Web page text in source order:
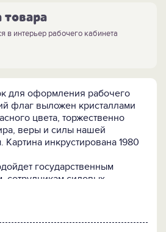
в интерьер рабочего кабинета
для оформления рабочего
флаг выложен кристаллами
цвета, торжественно
веры и силы нашей
инкрустирована 1980
государственным
сотрудникам силовых